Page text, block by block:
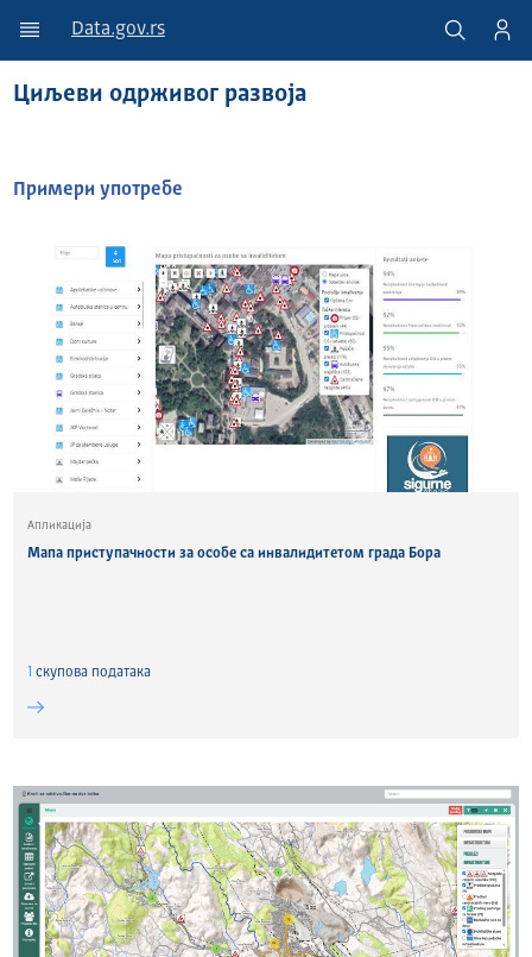
Data.gov.rs
Циљеви одрживог развоја
Примери употребе
Апликација
Мапа приступачности за особе са инвалидитетом града Бора
скуповa података